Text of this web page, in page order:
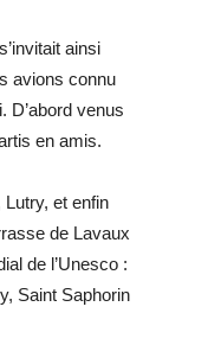
ainsi
avions connu
D’abord venus
en amis.
et enfin
de Lavaux
de l’Unesco :
Saint Saphorin